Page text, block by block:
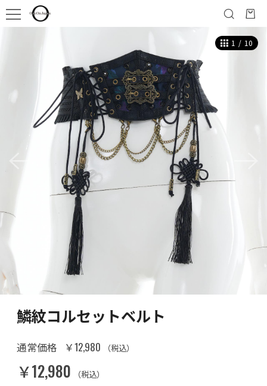
1 / 10
鱗紋コルセットベルト
通常価格 ￥12,980 （税込）
￥12,980 （税込）